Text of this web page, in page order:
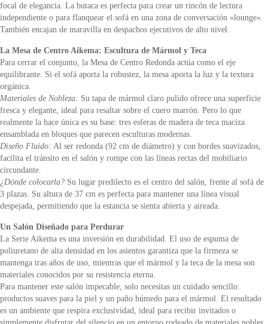
focal de elegancia. La butaca es perfecta para crear un rincón de lectura
independiente o para flanquear el sofá en una zona de conversación «lounge».
También encajan de maravilla en despachos ejecutivos de alto nivel.
La Mesa de Centro Aikema: Escultura de Mármol y Teca
Para cerrar el conjunto, la Mesa de Centro Redonda actúa como el eje
equilibrante. Si el sofá aporta la robustez, la mesa aporta la luz y la textura
orgánica.
Materiales de Nobleza: Su tapa de mármol claro pulido ofrece una superficie
fresca y elegante, ideal para resaltar sobre el cuero marrón. Pero lo que
realmente la hace única es su base: tres esferas de madera de teca maciza
ensamblada en bloques que parecen esculturas modernas.
Diseño Fluido: Al ser redonda (92 cm de diámetro) y con bordes suavizados,
facilita el tránsito en el salón y rompe con las líneas rectas del mobiliario
circundante.
¿Dónde colocarla? Su lugar predilecto es el centro del salón, frente al sofá de
3 plazas. Su altura de 37 cm es perfecta para mantener una línea visual
despejada, permitiendo que la estancia se sienta abierta y aireada.
Un Salón Diseñado para Perdurar
La Serie Aikema es una inversión en durabilidad. El uso de espuma de
poliuretano de alta densidad en los asientos garantiza que la firmeza se
mantenga tras años de uso, mientras que el mármol y la teca de la mesa son
materiales conocidos por su resistencia eterna.
Para mantener este salón impecable, solo necesitas un cuidado sencillo:
productos suaves para la piel y un paño húmedo para el mármol. El resultado
es un ambiente que respira exclusividad, ideal para recibir invitados o